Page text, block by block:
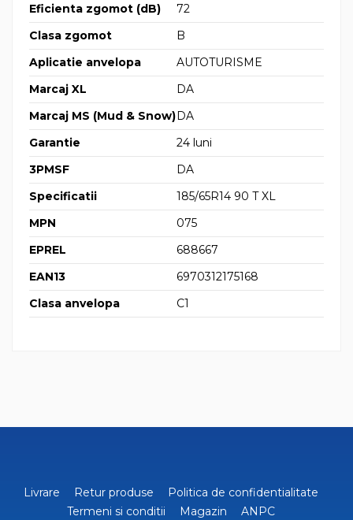
Eficienta zgomot (dB)
72
Clasa zgomot
B
Aplicatie anvelopa
AUTOTURISME
Marcaj XL
DA
Marcaj MS (Mud & Snow)DA
Garantie
24 luni
3PMSF
DA
Specificatii
185/65R14 90 T XL
MPN
075
EPREL
688667
EAN13
6970312175168
Clasa anvelopa
C1
Livrare Retur produse
Politica de confidentialitate
Termeni si conditii
Magazin ANPC